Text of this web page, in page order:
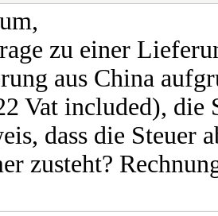
zu einer
aus China
Vat included), die
dass die Steuer
zusteht?